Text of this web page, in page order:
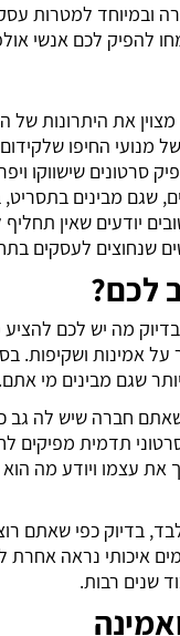
ובמיוחד למטרות
להפיק לכם אנשי
מצוין את היתרונות
מנועי החיפו
סרטונים שישווקו
מבינים בתסריט,
יודעים שאין
שנחוצים לעסקים
לכם?
מה יש לכם
על אמינות
שגם מבינים מי אתם.
חברה שיש לה גב
תדמית מפיקים
את עצמו ויודע מה
בדיוק כפי שאתם
איכותי נראה אחרת
שנים רבות.